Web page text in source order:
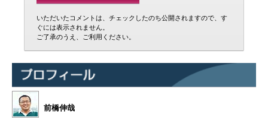
いただいたコメントは、チェックしたのち公開されますので、す
ぐには表示されません。
ご了承のうえ、ご利用ください。
前橋伸哉